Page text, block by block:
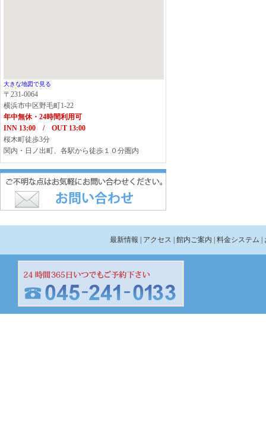
大きな地図で見る
〒231-0064
横浜市中区野毛町1-22
年中無休・24時間利用可
INN 13:00 / OUT 13:00
桜木町徒歩3分
関内・日ノ出町、各駅から徒歩１０分圏内
最新情報 | アクセス | 館内ご案内 | 料金システム